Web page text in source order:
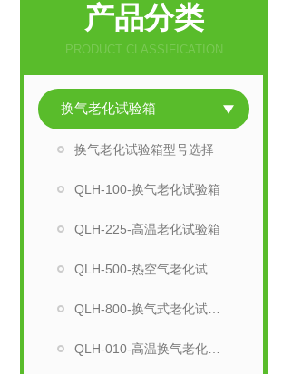
产品分类
PRODUCT CLASSIFICATION
换气老化试验箱
换气老化试验箱型号选择
QLH-100-换气老化试验箱
QLH-225-高温老化试验箱